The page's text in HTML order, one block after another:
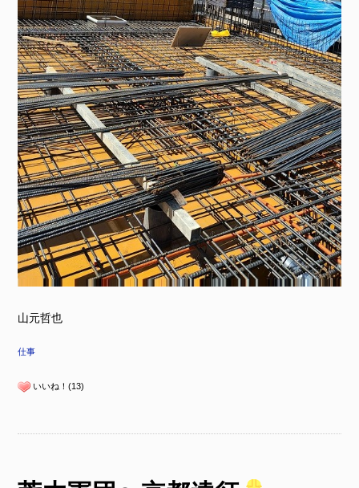
山元哲也
仕事
いいね！(13)